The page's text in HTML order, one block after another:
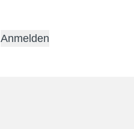
Anmelden